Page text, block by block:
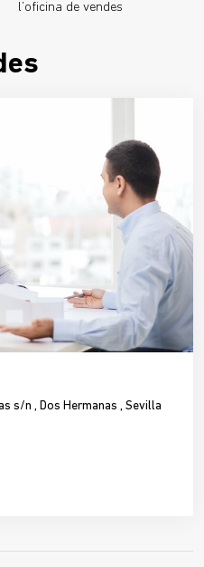
l’oficina de vendes
s/n , Dos Hermanas , Sevilla